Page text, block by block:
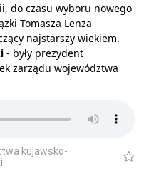
do czasu wyboru nowego
Tomasza Lenza
najstarszy wiekiem.
- były prezydent
zarządu województwa
kujawsko-